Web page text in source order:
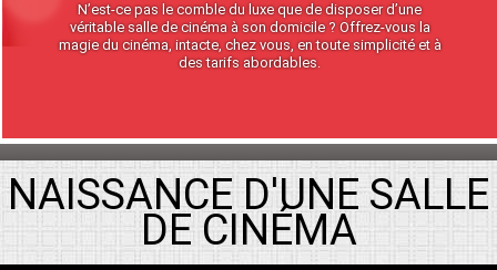
N’est-ce pas le comble du luxe que de disposer d’une
véritable salle de cinéma à son domicile ? Offrez-vous la
magie du cinéma, intacte, chez vous, en toute simplicité et à
des tarifs abordables.
NAISSANCE D'UNE SALLE
DE CINÉMA